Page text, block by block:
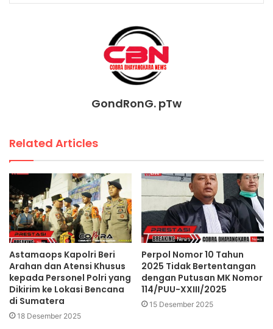
GondRonG. pTw
Related Articles
Astamaops Kapolri Beri
Arahan dan Atensi Khusus
kepada Personel Polri yang
Dikirim ke Lokasi Bencana
di Sumatera
18 Desember 2025
Perpol Nomor 10 Tahun
2025 Tidak Bertentangan
dengan Putusan MK Nomor
114/PUU-XXIII/2025
15 Desember 2025